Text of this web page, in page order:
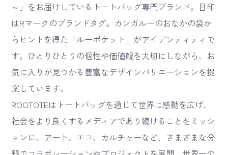
～」をお届けしているトートバッグ専門ブランド。目印
はRマークのブランドタグ。カンガルーのおなかの袋か
らヒントを得た「ルーポケット」がアイデンティティで
す。ひとりひとりの個性や価値観を大切にしながら、お
気に入りが見つかる豊富なデザインバリエーションを提
案しています。
ROOTOTEはトートバッグを通じて世界に感動を広げ、
社会をより良くするメディアであり続けることをミッシ
ョンに、アート、エコ、カルチャーなど、さまざまな分